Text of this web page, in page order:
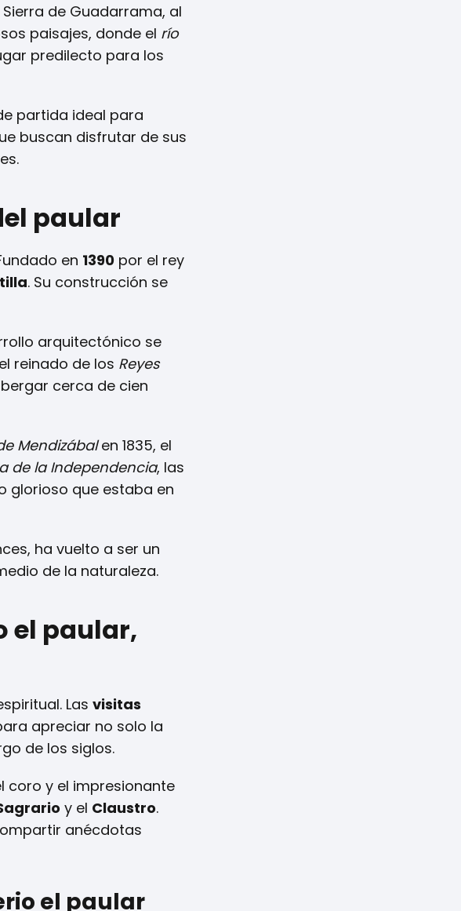
Sierra de Guadarrama, al
paisajes, donde el río
predilecto para los
partida ideal para
buscan disfrutar de sus
paular
en 1390 por el rey
. Su construcción se
arquitectónico se
reinado de los Reyes
cerca de cien
Mendizábalen 1835, el
de la Independencia, las
glorioso que estaba en
ha vuelto a ser un
de la naturaleza.
el paular,
Las visitas
apreciar no solo la
de los siglos.
coro y el impresionante
y el Claustro.
anécdotas
el paular